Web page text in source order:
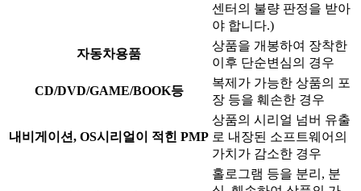
센터의 불량 판정을 받아
야 합니다.)
자동차용품
상품을 개봉하여 장착한
이후 단순변심의 경우
CD/DVD/GAME/BOOK등
복제가 가능한 상품의 포
장 등을 훼손한 경우
내비게이션, OS시리얼이 적힌 PMP
상품의 시리얼 넘버 유출
로 내장된 소프트웨어의
가치가 감소한 경우
홀로그램 등을 분리, 분